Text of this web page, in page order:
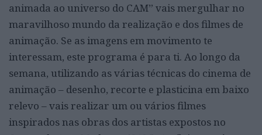
animada ao universo do CAM” vais mergulhar no
maravilhoso mundo da realização e dos filmes de
animação. Se as imagens em movimento te
interessam, este programa é para ti. Ao longo da
semana, utilizando as várias técnicas do cinema de
animação – desenho, recorte e plasticina em baixo
relevo – vais realizar um ou vários filmes
inspirados nas obras dos artistas expostos no